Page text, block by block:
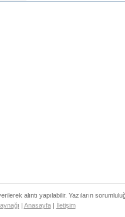
alıntı yapılabilir. Yazıların
| Anasayfa| İletişim